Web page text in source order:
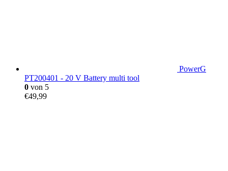
PowerG
PT200401 - 20 V Battery multi tool
0 von 5
€49,99